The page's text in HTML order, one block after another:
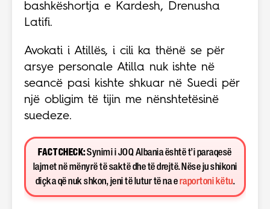
bashkëshortja e Kardesh, Drenusha
Latifi.
Avokati i Atillës, i cili ka thënë se për
arsye personale Atilla nuk ishte në
seancë pasi kishte shkuar në Suedi për
një obligim të tijin me nënshtetësinë
suedeze.
FACT CHECK:Synimi i JOQ Albania është t’i paraqesë
lajmet në mënyrë të saktë dhe të drejtë. Nëse ju shikoni
diçka që nuk shkon, jeni të lutur të na e raportoni këtu.